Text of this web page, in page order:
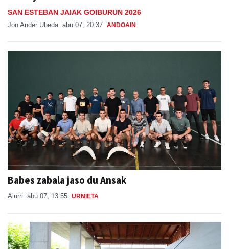
SAN ESTEBAN JAIAK GOIBURUN 2026
Jon Ander Ubeda abu 07, 20:37 ANDOAIN
Babes zabala jaso du Ansak
Aiurri abu 07, 13:55 URNIETA